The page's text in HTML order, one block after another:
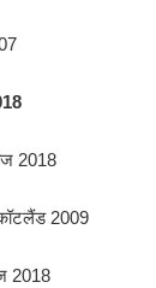
2018
2009
2018